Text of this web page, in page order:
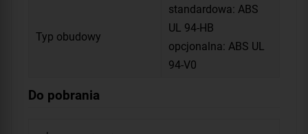
Typ obudowy
standardowa: ABS
UL 94-HB
opcjonalna: ABS UL
94-V0
Do pobrania